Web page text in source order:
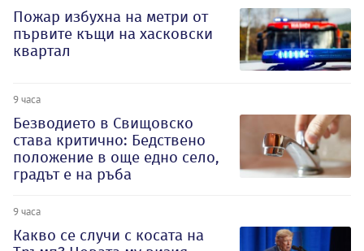
Пожар избухна на метри от
първите къщи на хасковски
квартал
9 часа
Безводието в Свищовско
става критично: Бедствено
положение в още едно село,
градът е на ръба
9 часа
Какво се случи с косата на